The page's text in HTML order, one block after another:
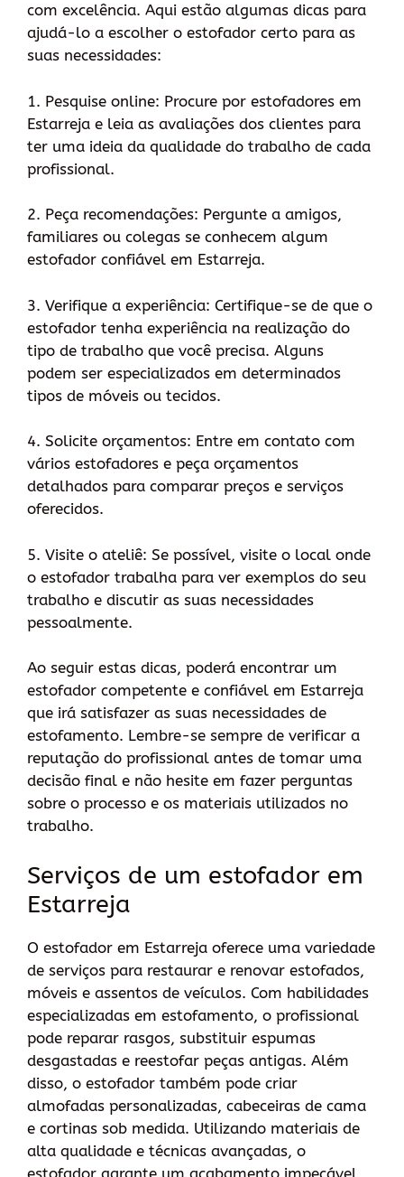
com excelência. Aqui estão algumas dicas para
ajudá-lo a escolher o estofador certo para as
suas necessidades:
1. Pesquise online: Procure por estofadores em
Estarreja e leia as avaliações dos clientes para
ter uma ideia da qualidade do trabalho de cada
profissional.
2. Peça recomendações: Pergunte a amigos,
familiares ou colegas se conhecem algum
estofador confiável em Estarreja.
3. Verifique a experiência: Certifique-se de que o
estofador tenha experiência na realização do
tipo de trabalho que você precisa. Alguns
podem ser especializados em determinados
tipos de móveis ou tecidos.
4. Solicite orçamentos: Entre em contato com
vários estofadores e peça orçamentos
detalhados para comparar preços e serviços
oferecidos.
5. Visite o ateliê: Se possível, visite o local onde
o estofador trabalha para ver exemplos do seu
trabalho e discutir as suas necessidades
pessoalmente.
Ao seguir estas dicas, poderá encontrar um
estofador competente e confiável em Estarreja
que irá satisfazer as suas necessidades de
estofamento. Lembre-se sempre de verificar a
reputação do profissional antes de tomar uma
decisão final e não hesite em fazer perguntas
sobre o processo e os materiais utilizados no
trabalho.
Serviços de um estofador em
Estarreja
O estofador em Estarreja oferece uma variedade
de serviços para restaurar e renovar estofados,
móveis e assentos de veículos. Com habilidades
especializadas em estofamento, o profissional
pode reparar rasgos, substituir espumas
desgastadas e reestofar peças antigas. Além
disso, o estofador também pode criar
almofadas personalizadas, cabeceiras de cama
e cortinas sob medida. Utilizando materiais de
alta qualidade e técnicas avançadas, o
estofador garante um acabamento impecável